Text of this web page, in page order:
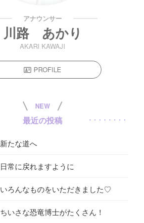
アナウンサー
川路 あかり
AKARI KAWAJI
PROFILE
NEW
最近の投稿
新たな道へ
日常に戻れますように
いろんなものをいただきました♡
ちいさな恐竜博士がたくさん！